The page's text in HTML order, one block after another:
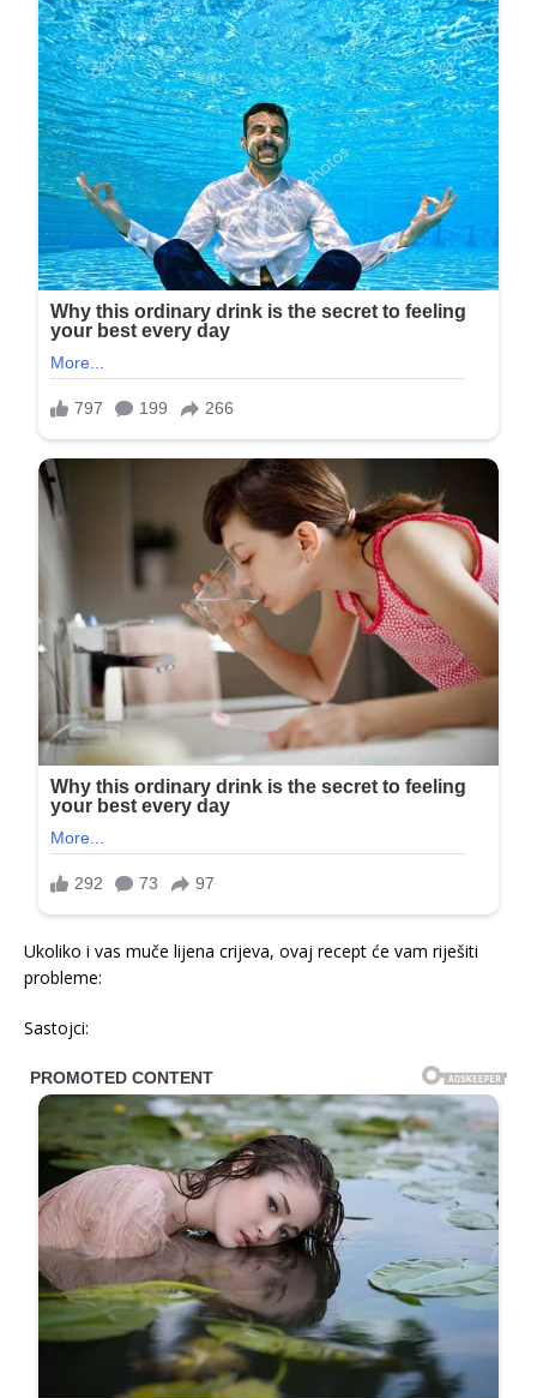
Ukoliko i vas muče lijena crijeva, ovaj recept će vam riješiti
probleme:
Sastojci: